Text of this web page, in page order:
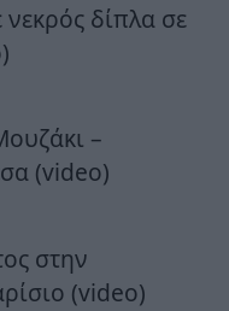
δίπλα σε
–
(video)
στην
(video)